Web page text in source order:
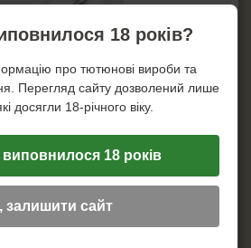
18 років?
про тютюнові вироби та
Перегляд сайту дозволений лише
досягли 18-річного віку.
виповнилося 18 років
залишити сайт